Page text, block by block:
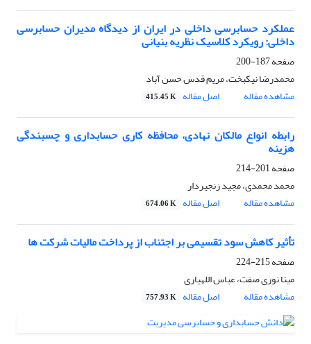
عملکرد حسابرسی داخلی در ایران از دیدگاه مدیران حسابرسی
داخلی: رویکرد کلاسیک نظریه بنیانی
صفحه187-200
محمدرضا نیکبخت، مریم قدس حسن آباد
مشاهده مقاله
اصل مقاله 415.45 K
رابطه انواع مالکان نهادی، محافظه کاری حسابداری و چسبندگی
هزینه
صفحه201-214
محمد محمدی، مجید زنجیردار
مشاهده مقاله
اصل مقاله 674.06 K
تأثیر کاهش سود تقسیمی بر اجتناب از پرداخت مالیات شرکت ها
صفحه215-224
مینا نوری صفت، عباس اللهیاری
مشاهده مقاله
اصل مقاله 757.93 K